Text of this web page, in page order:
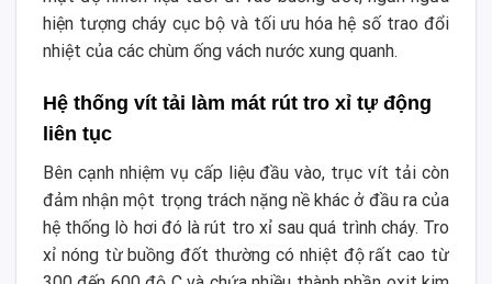
hiện tượng cháy cục bộ và tối ưu hóa hệ số trao đổi
nhiệt của các chùm ống vách nước xung quanh.
Hệ thống vít tải làm mát rút tro xỉ tự động
liên tục
Bên cạnh nhiệm vụ cấp liệu đầu vào, trục vít tải còn
đảm nhận một trọng trách nặng nề khác ở đầu ra của
hệ thống lò hơi đó là rút tro xỉ sau quá trình cháy. Tro
xỉ nóng từ buồng đốt thường có nhiệt độ rất cao từ